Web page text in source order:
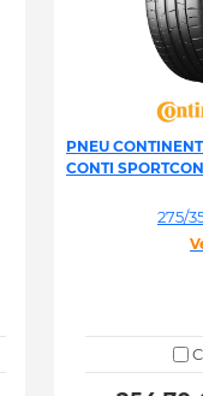
PNEU
CONTI
275/